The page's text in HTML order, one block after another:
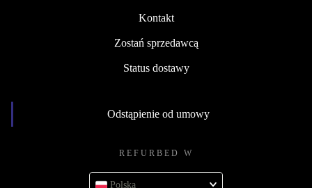
Kontakt
Zostań sprzedawcą
Status dostawy
Odstąpienie od umowy
REFURBED W
Polska